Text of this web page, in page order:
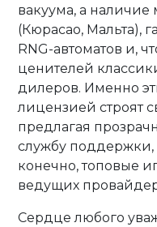
вакуума, а
(Кюрасао, Мальта),
RNG-автоматов и,
ценителей
дилеров. Именно
лицензией строят
предлагая
службу поддержки,
конечно, топовые
ведущих
Сердце любого